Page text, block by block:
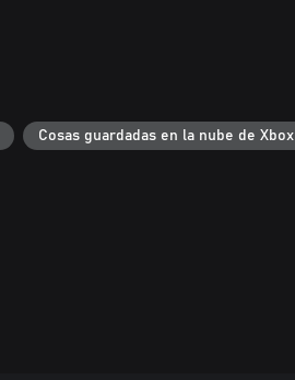
Cosas guardadas en la nube de Xbox